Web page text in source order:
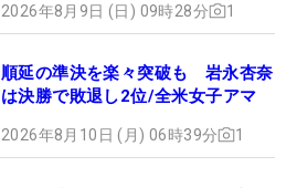
2026年8月9日 (日) 09時28分 1
順延の準決を楽々突破も 岩永杏奈
は決勝で敗退し2位/全米女子アマ
2026年8月10日 (月) 06時39分 1